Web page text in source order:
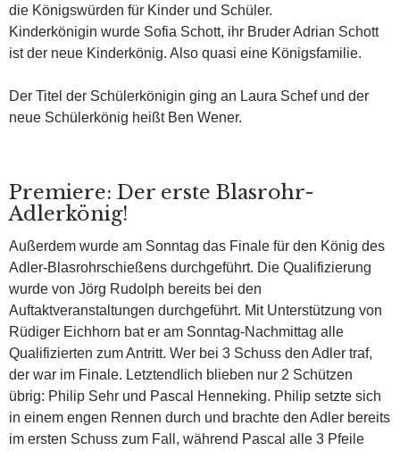
die Königswürden für Kinder und Schüler.
Kinderkönigin wurde Sofia Schott, ihr Bruder Adrian Schott
ist der neue Kinderkönig. Also quasi eine Königsfamilie.
Der Titel der Schülerkönigin ging an Laura Schef und der
neue Schülerkönig heißt Ben Wener.
Premiere: Der erste Blasrohr-
Adlerkönig!
Außerdem wurde am Sonntag das Finale für den König des
Adler-Blasrohrschießens durchgeführt. Die Qualifizierung
wurde von Jörg Rudolph bereits bei den
Auftaktveranstaltungen durchgeführt. Mit Unterstützung von
Rüdiger Eichhorn bat er am Sonntag-Nachmittag alle
Qualifizierten zum Antritt. Wer bei 3 Schuss den Adler traf,
der war im Finale. Letztendlich blieben nur 2 Schützen
übrig: Philip Sehr und Pascal Henneking. Philip setzte sich
in einem engen Rennen durch und brachte den Adler bereits
im ersten Schuss zum Fall, während Pascal alle 3 Pfeile